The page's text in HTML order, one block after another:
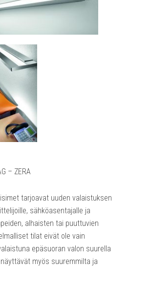
– ZERA
tarjoavat uuden valaistuksen
sähköasentajalle ja
alhaisten tai puuttuvien
tilat eivät ole vain
epäsuoran valon suurella
myös suuremmilta ja